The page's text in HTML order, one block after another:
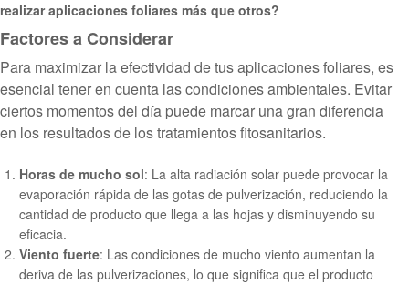
realizar aplicaciones foliares más que otros?
Factores a Considerar
Para maximizar la efectividad de tus aplicaciones foliares, es
esencial tener en cuenta las condiciones ambientales. Evitar
ciertos momentos del día puede marcar una gran diferencia
en los resultados de los tratamientos fitosanitarios.
Horas de mucho sol: La alta radiación solar puede provocar la
evaporación rápida de las gotas de pulverización, reduciendo la
cantidad de producto que llega a las hojas y disminuyendo su
eficacia.
Viento fuerte: Las condiciones de mucho viento aumentan la
deriva de las pulverizaciones, lo que significa que el producto